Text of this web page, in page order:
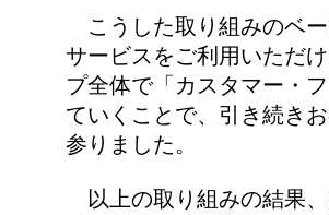
こうした取り組みのベ
サービスをご利用いただ
プ全体で「カスタマー・
ていくことで、引き続き
参りました。
以上の取り組みの結果